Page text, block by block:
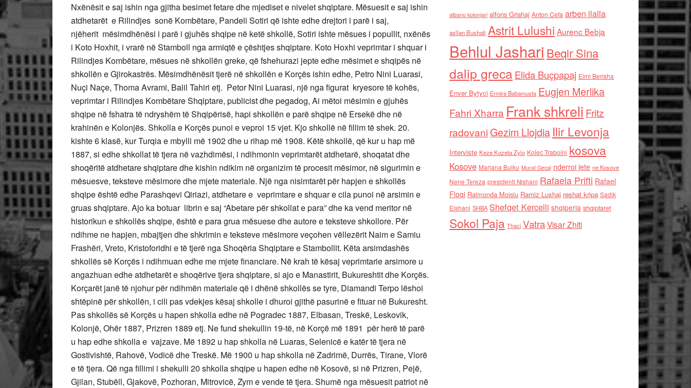
Nxënësit e saj ishin nga gjitha besimet fetare dhe mjediset e nivelet shqiptare. Mësuesit e saj ishin
atdhetarët e Rilindjes sonë Kombëtare, Pandeli Sotiri që ishte edhe drejtori i parë i saj,
njëherit mësimdhënësi i parë i gjuhës shqipe në ketë shkollë, Sotiri ishte mësues i popullit, nxënës
i Koto Hoxhit, i vrarë në Stamboll nga armiqtë e çështjes shqiptare. Koto Hoxhi veprimtar i shquar i
Rilindjes Kombëtare, mësues në shkollën greke, që fshehurazi jepte edhe mësimet e shqipës në
shkollën e Gjirokastrës. Mësimdhënësit tjerë në shkollën e Korçës ishin edhe, Petro Nini Luarasi,
Nuçi Naçe, Thoma Avrami, Balil Tahiri etj. Petor Nini Luarasi, një nga figurat kryesore të kohës,
veprimtar i Rilindjes Kombëtare Shqiptare, publicist dhe pegadog, Ai mëtoi mësimin e gjuhës
shqipe në fshatra të ndryshëm të Shqipërisë, hapi shkollën e parë shqipe në Ersekë dhe në
krahinën e Kolonjës. Shkolla e Korçës punoi e veproi 15 vjet. Kjo shkollë në fillim të shek. 20.
kishte 6 klasë, kur Turqia e mbylli më 1902 dhe u rihap më 1908. Këtë shkollë, që kur u hap më
1887, si edhe shkollat të tjera në vazhdimësi, i ndihmonin veprimtarët atdhetarë, shoqatat dhe
shoqëritë atdhetare shqiptare dhe kishin ndikim në organizim të procesit mësimor, në sigurimin e
mësuesve, teksteve mësimore dhe mjete materiale. Një nga nisimtarët për hapjen e shkollës
shqipe është edhe Parashqevi Qiriazi, atdhetare e veprimtare e shquar e cila punoi në arsimin e
gruas shqiptare. Ajo ka botuar librin e saj “Abetare për shkollat e para” dhe ka vend meritor në
historikun e shkollës shqipe, është e para grua mësuese dhe autore e teksteve shkollore. Për
ndihme ne hapjen, mbajtjen dhe shkrimin e teksteve mësimore veçohen vëllezërit Naim e Samiu
Frashëri, Vreto, Kristoforidhi e të tjerë nga Shoqëria Shqiptare e Stambollit. Këta arsimdashës
shkollës së Korçës i ndihmuan edhe me mjete financiare. Në krah të kësaj veprimtarie arsimore u
angazhuan edhe atdhetarët e shoqërive tjera shqiptare, si ajo e Manastirit, Bukureshtit dhe Korçës.
Korçarët janë të njohur për ndihmën materiale që i dhënë shkollës se tyre, Diamandi Terpo lëshoi
shtëpinë për shkollën, i cili pas vdekjes kësaj shkolle i dhuroi gjithë pasurinë e fituar në Bukuresht.
Pas shkollës së Korçës u hapen shkolla edhe në Pogradec 1887, Elbasan, Treskë, Leskovik,
Kolonjë, Ohër 1887, Prizren 1889 etj. Ne fund shekullin 19-të, në Korçë më 1891 për herë të parë
u hap edhe shkolla e vajzave. Më 1892 u hap shkolla në Luaras, Selenicë e katër të tjera në
Gostivishtë, Rahovë, Vodicë dhe Treskë. Më 1900 u hap shkolla në Zadrimë, Durrës, Tirane, Vlorë
e të tjera. Që nga fillimi i shekulli 20 shkolla shqipe u hapen edhe në Kosovë, si në Prizren, Pejë,
Gjilan, Stubëll, Gjakovë, Pozhoran, Mitrovicë, Zym e vende të tjera. Shumë nga mësuesit patriot në
albano kolonjari alfons Grishaj Anton Cefa arben llalla
asllan Bushati Astrit Lulushi Aurenc Bebja
Behlul Jashari Beqir Sina
dalip grecaElida Buçpapaj Elmi Berisha
Enver Bytyci Ermira Babamusta Eugjen Merlika
Fahri Xharra Frank shkreli Fritz
radovaniGezim Llojdia Ilir Levonja
Interviste Keze Kozeta Zylo Kolec Traboini kosova
Kosove Marjana Bulku Murat Gecaj nderroi jete ne Kosove
Nene Tereza presidenti Nishani Rafaela Prifti Rafael
Floqi Raimonda Moisiu Ramiz Lushaj reshat kripa Sadik
Elshani SHBA Shefqet Kercelli shqiperia shqiptaret
Sokol Paja Thaci VatraVisar Zhiti